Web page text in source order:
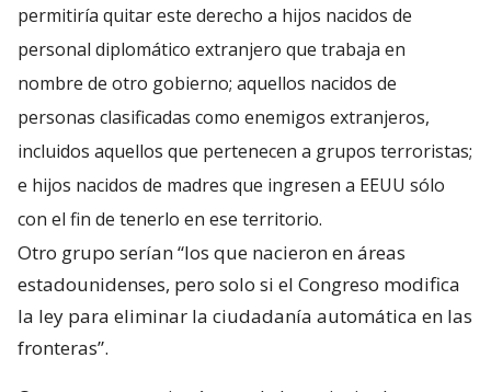
permitiría quitar este derecho a hijos nacidos de
personal diplomático extranjero que trabaja en
nombre de otro gobierno; aquellos nacidos de
personas clasificadas como enemigos extranjeros,
incluidos aquellos que pertenecen a grupos terroristas;
e hijos nacidos de madres que ingresen a EEUU sólo
con el fin de tenerlo en ese territorio.
Otro grupo serían “los que nacieron en áreas
estadounidenses, pero solo si el Congreso modifica
la ley para eliminar la ciudadanía automática en las
fronteras”.